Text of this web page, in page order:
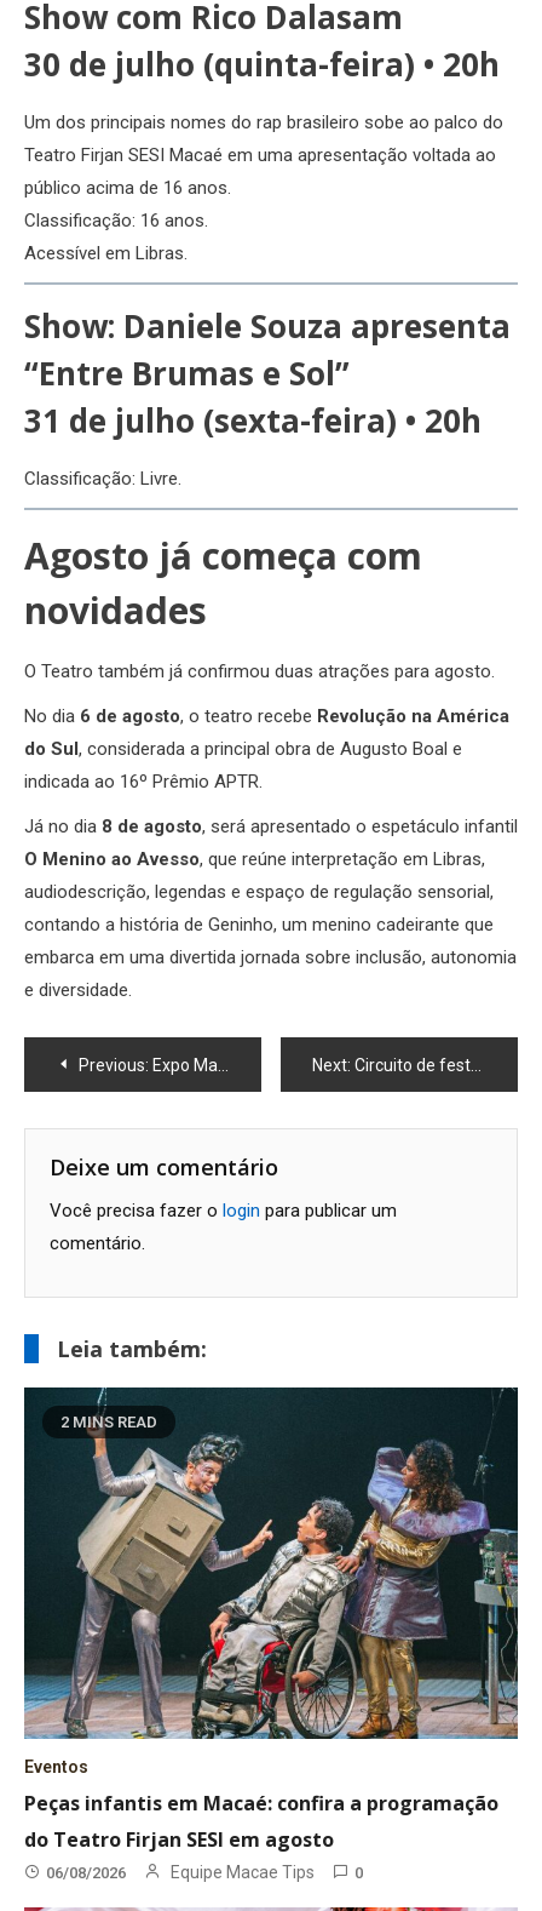
Show com Rico Dalasam
30 de julho (quinta-feira) • 20h
Um dos principais nomes do rap brasileiro sobe ao palco do
Teatro Firjan SESI Macaé em uma apresentação voltada ao
público acima de 16 anos.
Classificação: 16 anos.
Acessível em Libras.
Show: Daniele Souza apresenta
“Entre Brumas e Sol”
31 de julho (sexta-feira) • 20h
Classificação: Livre.
Agosto já começa com
novidades
O Teatro também já confirmou duas atrações para agosto.
No dia 6 de agosto, o teatro recebe Revolução na América
do Sul, considerada a principal obra de Augusto Boal e
indicada ao 16º Prêmio APTR.
Já no dia 8 de agosto, será apresentado o espetáculo infantil
O Menino ao Avesso, que reúne interpretação em Libras,
audiodescrição, legendas e espaço de regulação sensorial,
contando a história de Geninho, um menino cadeirante que
embarca em uma divertida jornada sobre inclusão, autonomia
e diversidade.
Navegação
de
Post
Previous: Expo Macaé 2026: programação, shows e todos os detalhes Next: Circuito de festas juninas leva arraiás gratuitos ao Centro, Fronteira, Glicério e Sana
Deixe um comentário
Você precisa fazer o login para publicar um
comentário.
Leia também:
2 MINS READ
Eventos
Peças infantis em Macaé: confira a programação
do Teatro Firjan SESI em agosto
06/08/2026 Equipe Macae Tips 0